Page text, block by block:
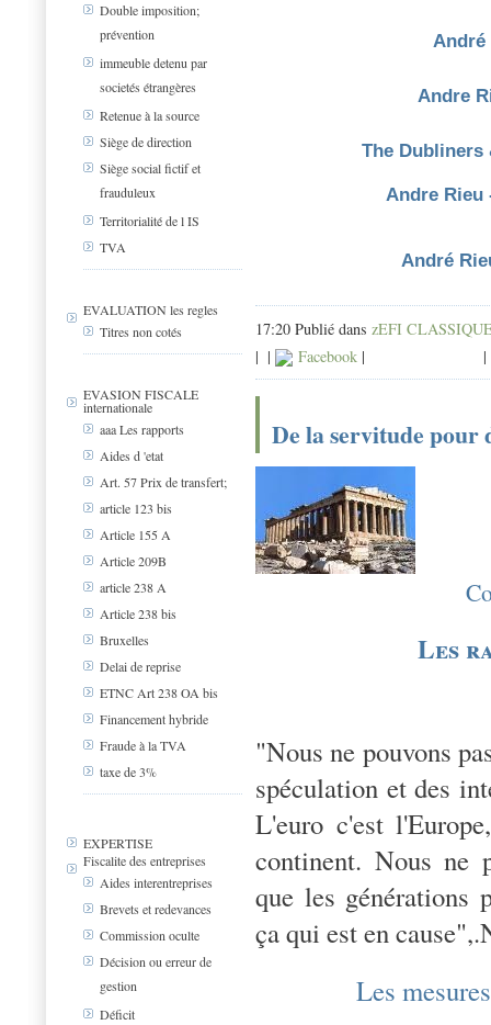
Double imposition;
prévention
immeuble detenu par
societés étrangères
Retenue à la source
Siège de direction
Siège social fictif et
frauduleux
Territorialité de l IS
TVA
EVALUATION les regles
Titres non cotés
EVASION FISCALE
internationale
aaa Les rapports
Aides d 'etat
Art. 57 Prix de transfert;
article 123 bis
Article 155 A
Article 209B
article 238 A
Article 238 bis
Bruxelles
Delai de reprise
ETNC Art 238 OA bis
Financement hybride
Fraude à la TVA
taxe de 3%
EXPERTISE
Fiscalite des entreprises
Aides interentreprises
Brevets et redevances
Commission oculte
Décision ou erreur de
gestion
Déficit
André
Andre
The Dubliners
Andre Rieu
André
17:20 Publié dans zEFI
| | Facebook | |
De la servitude pour
Les
"Nous ne pouvons
spéculation et des
L'euro c'est
continent. Nous ne
que les générations
ça qui est en
Les